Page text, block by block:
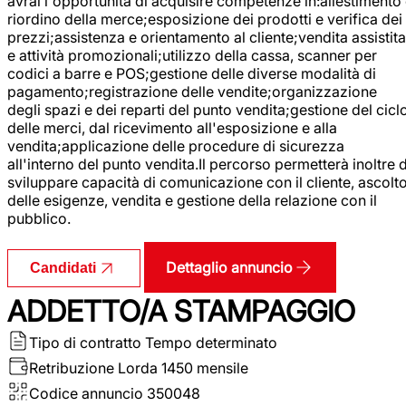
riordino della merce;esposizione dei prodotti e verifica dei
prezzi;assistenza e orientamento al cliente;vendita assistita
e attività promozionali;utilizzo della cassa, scanner per
codici a barre e POS;gestione delle diverse modalità di
pagamento;registrazione delle vendite;organizzazione
degli spazi e dei reparti del punto vendita;gestione del
delle merci, dal ricevimento all'esposizione e alla
vendita;applicazione delle procedure di sicurezza
all'interno del punto vendita.Il percorso permetterà inoltre
sviluppare capacità di comunicazione con il cliente,
delle esigenze, vendita e gestione della relazione con il
pubblico.
Candidati Dettaglio annuncio
ADDETTO/A STAMPAGGIO
Tipo di contratto Tempo determinato
Retribuzione Lorda 1450 mensile
Codice annuncio 350048